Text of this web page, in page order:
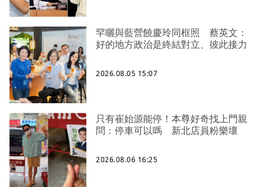
罕曬與藍營饒慶玲同框照 蔡英文：
好的地方政治是終結對立、彼此接力
2026.08.05 15:07
只有崔始源能停！本尊好奇找上門親
問：停車可以嗎 新北店員粉樂壞
2026.08.06 16:25